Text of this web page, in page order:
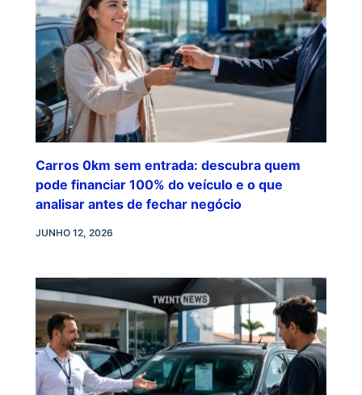
Carros 0km sem entrada: descubra quem
pode financiar 100% do veículo e o que
analisar antes de fechar negócio
JUNHO 12, 2026